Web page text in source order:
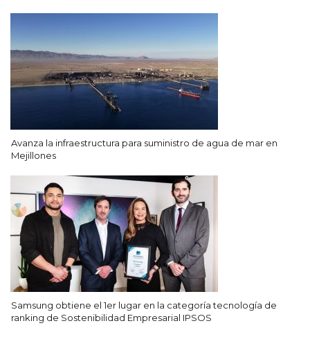
Avanza la infraestructura para suministro de agua de mar en
Mejillones
Samsung obtiene el 1er lugar en la categoría tecnología de
ranking de Sostenibilidad Empresarial IPSOS